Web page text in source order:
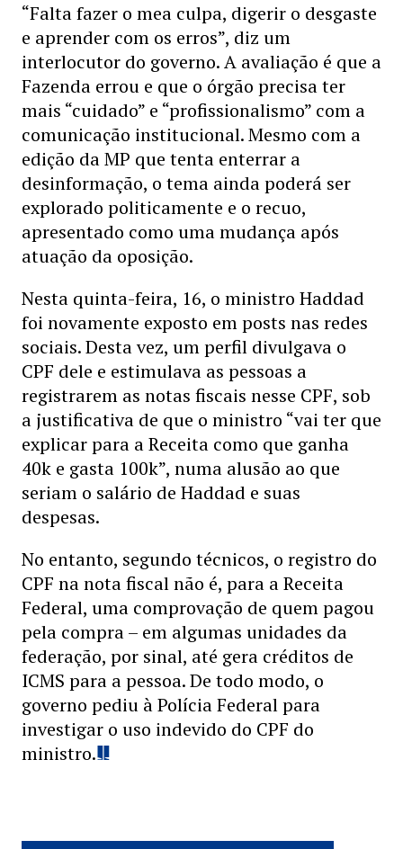
“Falta fazer o mea culpa, digerir o desgaste
e aprender com os erros”, diz um
interlocutor do governo. A avaliação é que a
Fazenda errou e que o órgão precisa ter
mais “cuidado” e “profissionalismo” com a
comunicação institucional. Mesmo com a
edição da MP que tenta enterrar a
desinformação, o tema ainda poderá ser
explorado politicamente e o recuo,
apresentado como uma mudança após
atuação da oposição.
Nesta quinta-feira, 16, o ministro Haddad
foi novamente exposto em posts nas redes
sociais. Desta vez, um perfil divulgava o
CPF dele e estimulava as pessoas a
registrarem as notas fiscais nesse CPF, sob
a justificativa de que o ministro “vai ter que
explicar para a Receita como que ganha
40k e gasta 100k”, numa alusão ao que
seriam o salário de Haddad e suas
despesas.
No entanto, segundo técnicos, o registro do
CPF na nota fiscal não é, para a Receita
Federal, uma comprovação de quem pagou
pela compra – em algumas unidades da
federação, por sinal, até gera créditos de
ICMS para a pessoa. De todo modo, o
governo pediu à Polícia Federal para
investigar o uso indevido do CPF do
ministro.